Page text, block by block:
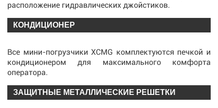
расположение гидравлических джойстиков.
КОНДИЦИОНЕР
Все мини-погрузчики XCMG комплектуются печкой и
кондиционером для максимального комфорта
оператора.
ЗАЩИТНЫЕ МЕТАЛЛИЧЕСКИЕ РЕШЕТКИ